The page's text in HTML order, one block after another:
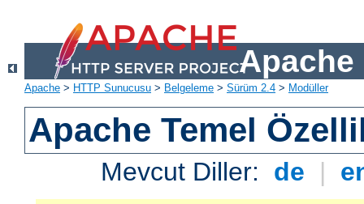
Apache
Apache > HTTP Sunucusu > Belgeleme > Sürüm 2.4 > Modüller
Apache Temel
Mevcut Diller: de |